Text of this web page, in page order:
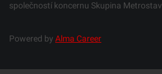
společností koncernu Skupina Metrostav
Powered by Alma Career